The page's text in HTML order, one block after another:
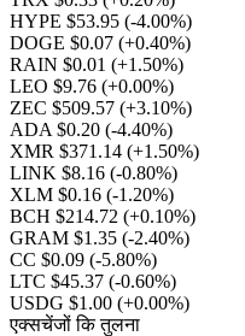
HYPE $53.95 (-4.00%)
DOGE $0.07 (+0.40%)
RAIN $0.01 (+1.50%)
LEO $9.76 (+0.00%)
ZEC $509.57 (+3.10%)
ADA $0.20 (-4.40%)
XMR $371.14 (+1.50%)
LINK $8.16 (-0.80%)
XLM $0.16 (-1.20%)
BCH $214.72 (+0.10%)
GRAM $1.35 (-2.40%)
CC $0.09 (-5.80%)
LTC $45.37 (-0.60%)
USDG $1.00 (+0.00%)
एक्सचेंजों कि तुलना